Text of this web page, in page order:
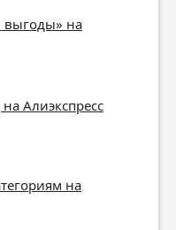
выгоды» на
Алиэкспресс
на